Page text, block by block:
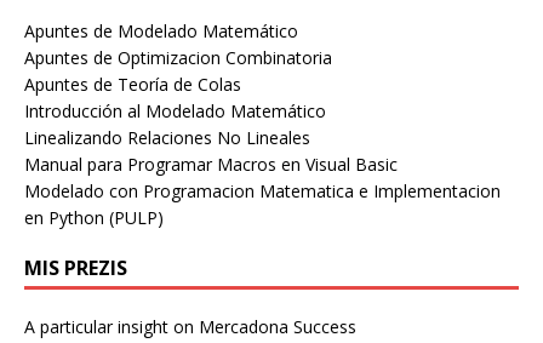
Apuntes de Modelado Matemático
Apuntes de Optimizacion Combinatoria
Apuntes de Teoría de Colas
Introducción al Modelado Matemático
Linealizando Relaciones No Lineales
Manual para Programar Macros en Visual Basic
Modelado con Programacion Matematica e Implementacion
en Python (PULP)
MIS PREZIS
A particular insight on Mercadona Success